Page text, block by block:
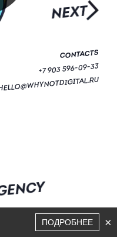
CONTACTS
+7 903 596-09-33
NEXT
ПОДРОБНЕЕ ×